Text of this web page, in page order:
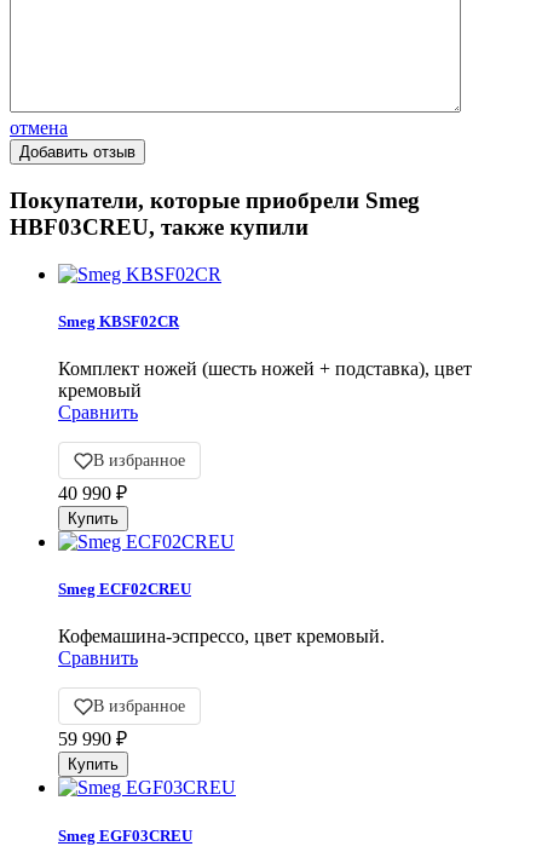
отмена
Покупатели, которые приобрели Smeg
HBF03CREU, также купили
Smeg KBSF02CR
Комплект ножей (шесть ножей + подставка), цвет
кремовый
Сравнить
В избранное
40 990 ₽
Smeg ECF02CREU
Кофемашина-эспрессо, цвет кремовый.
Сравнить
В избранное
59 990 ₽
Smeg EGF03CREU